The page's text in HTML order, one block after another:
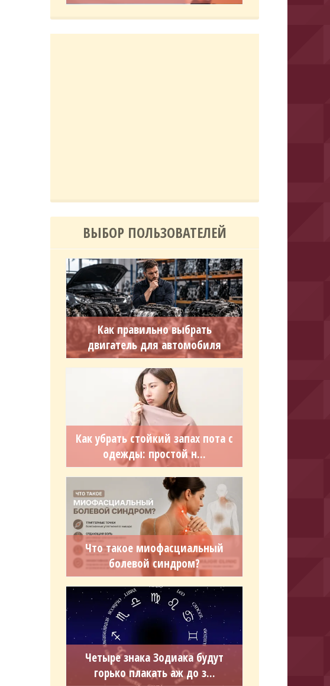
ВЫБОР ПОЛЬЗОВАТЕЛЕЙ
Как правильно выбрать
двигатель для автомобиля
Как убрать стойкий запах пота с
одежды: простой н...
Что такое миофасциальный
болевой синдром?
Четыре знака Зодиака будут
горько плакать аж до з...